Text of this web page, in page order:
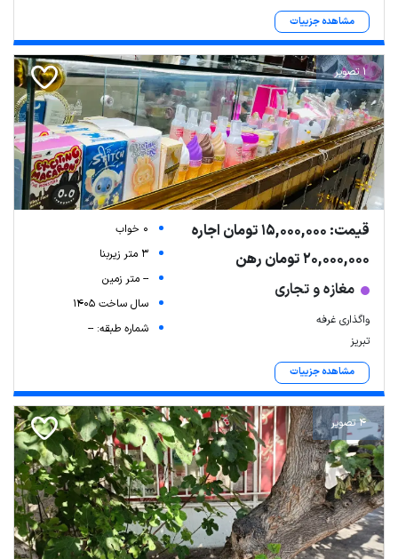
مشاهده جزییات
1 تصویر
قیمت: 15,000,000 تومان اجاره
20,000,000 تومان رهن
مغازه و تجاری
واگذاری غرفه
تبریز
مشاهده جزییات
0 خواب
3 متر زیربنا
-- متر زمین
سال ساخت 1405
شماره طبقه: --
4 تصویر